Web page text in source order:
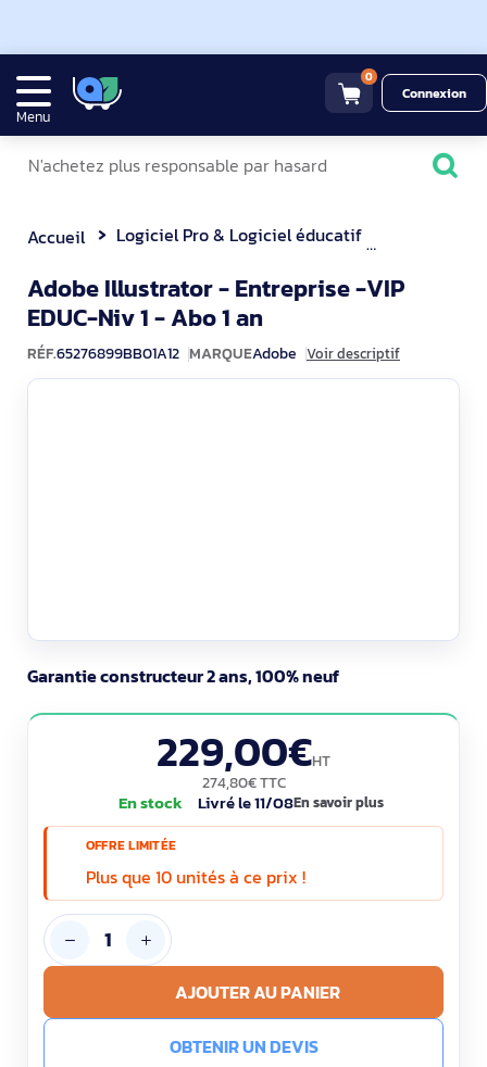
Menu
0
Connexion
Accueil Logiciel Pro & Logiciel éducatif
Adobe Illustrator - Entreprise -VIP
EDUC-Niv 1 - Abo 1 an
RÉF.65276899BB01A12 MARQUEAdobe Voir descriptif
Garantie constructeur 2 ans, 100% neuf
229,00€HT
274,80€ TTC
En stock Livré le 11/08En savoir plus
OFFRE LIMITÉE
Plus que 10 unités à ce prix !
AJOUTER AU PANIER
OBTENIR UN DEVIS